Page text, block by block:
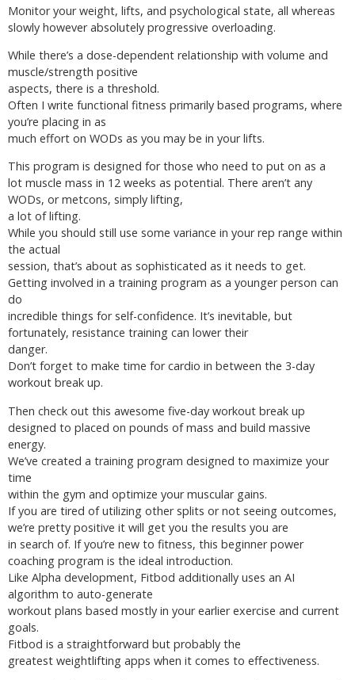
Monitor your weight, lifts, and psychological state, all whereas
slowly however absolutely progressive overloading.
While there’s a dose-dependent relationship with volume and
muscle/strength positive
aspects, there is a threshold.
Often I write functional fitness primarily based programs, where
you’re placing in as
much effort on WODs as you may be in your lifts.
This program is designed for those who need to put on as a
lot muscle mass in 12 weeks as potential. There aren’t any
WODs, or metcons, simply lifting,
a lot of lifting.
While you should still use some variance in your rep range within
the actual
session, that’s about as sophisticated as it needs to get.
Getting involved in a training program as a younger person can
do
incredible things for self-confidence. It’s inevitable, but
fortunately, resistance training can lower their
danger.
Don’t forget to make time for cardio in between the 3-day
workout break up.
Then check out this awesome five-day workout break up
designed to placed on pounds of mass and build massive
energy.
We’ve created a training program designed to maximize your
time
within the gym and optimize your muscular gains.
If you are tired of utilizing other splits or not seeing outcomes,
we’re pretty positive it will get you the results you are
in search of. If you’re new to fitness, this beginner power
coaching program is the ideal introduction.
Like Alpha development, Fitbod additionally uses an AI
algorithm to auto-generate
workout plans based mostly in your earlier exercise and current
goals.
Fitbod is a straightforward but probably the
greatest weightlifting apps when it comes to effectiveness.